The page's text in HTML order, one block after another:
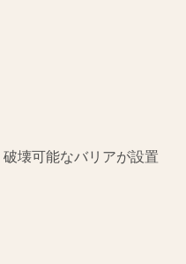
壊可能なバリアが設置